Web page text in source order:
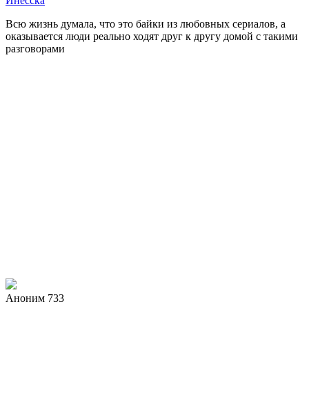
Всю жизнь думала, что это байки из любовных сериалов, а
оказывается люди реально ходят друг к другу домой с такими
разговорами
Аноним 733